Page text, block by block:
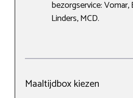
bezorgservice: Vomar,
Linders, MCD.
Maaltijdbox kiezen